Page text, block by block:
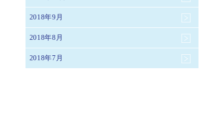
2018年9月
2018年8月
2018年7月